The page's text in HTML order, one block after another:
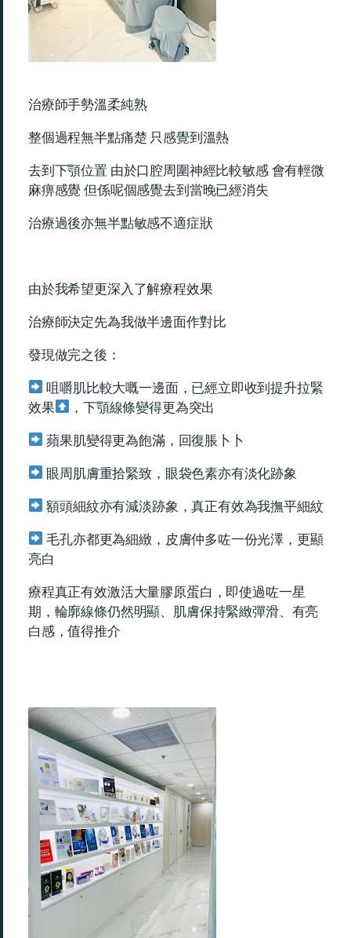
治療師手勢溫柔純熟
整個過程無半點痛楚 只感覺到溫熱
去到下顎位置 由於口腔周圍神經比較敏感 會有輕微
麻痹感覺 但係呢個感覺去到當晚已經消失
治療過後亦無半點敏感不適症狀
由於我希望更深入了解療程效果
治療師決定先為我做半邊面作對比
發現做完之後：
咀嚼肌比較大嘅一邊面，已經立即收到提升拉緊
效果
，下顎線條變得更為突出
蘋果肌變得更為飽滿，回復脹卜卜
眼周肌膚重拾緊致，眼袋色素亦有淡化跡象
額頭細紋亦有減淡跡象，真正有效為我撫平細紋
毛孔亦都更為細緻，皮膚仲多咗一份光澤，更顯
亮白
療程真正有效激活大量膠原蛋白，即使過咗一星
期，輪廓線條仍然明顯、肌膚保持緊緻彈滑、有亮
白感，值得推介